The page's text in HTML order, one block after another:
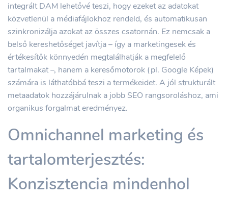
integrált DAM lehetővé teszi, hogy ezeket az adatokat
közvetlenül a médiafájlokhoz rendeld, és automatikusan
szinkronizálja azokat az összes csatornán. Ez nemcsak a
belső kereshetőséget javítja – így a marketingesek és
értékesítők könnyedén megtalálhatják a megfelelő
tartalmakat –, hanem a keresőmotorok (pl. Google Képek)
számára is láthatóbbá teszi a termékeidet. A jól strukturált
metaadatok hozzájárulnak a jobb SEO rangsoroláshoz, ami
organikus forgalmat eredményez.
Omnichannel marketing és
tartalomterjesztés:
Konzisztencia mindenhol